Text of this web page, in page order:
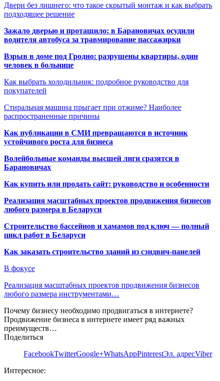
Двери без лишнего: что такое скрытый монтаж и как выбрать
подходящее решение
Зажало дверью и протащило: в Барановичах осудили
водителя автобуса за травмирование пассажирки
Взрыв в доме под Гродно: разрушены квартиры, один
человек в больнице
Как выбрать холодильник: подробное руководство для
покупателей
Стиральная машина прыгает при отжиме? Наиболее
распространенные причины
Как публикации в СМИ превращаются в источник
устойчивого роста для бизнеса
Волейбольные команды высшей лиги сразятся в
Барановичах
Как купить или продать сайт: руководство и особенности
Реализация масштабных проектов продвижения бизнесов
любого размера в Беларуси
Строительство бассейнов и хамамов под ключ — полный
цикл работ в Беларуси
Как заказать строительство зданий из сэндвич-панелей
В фокусе
Реализация масштабных проектов продвижения бизнесов
любого размера инструментами…
Почему бизнесу необходимо продвигаться в интернете?
Продвижение бизнеса в интернете имеет ряд важных
преимуществ…
Поделиться
FacebookTwitterGoogle+WhatsAppPinterestЭл. адресViber
Интересное: